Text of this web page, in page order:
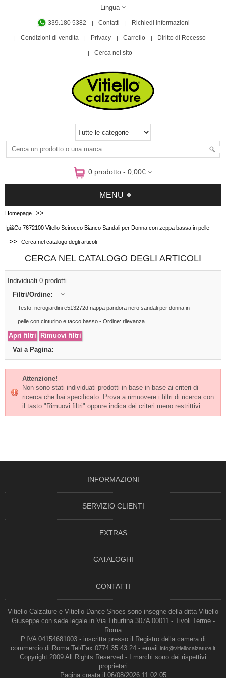
Lingua
339.180 5382 Contatti Richiedi informazioni
Condizioni di vendita Privacy Carrello Diritto di Recesso
Cerca nel sito
0 prodotto - 0,00€
MENU
Homepage >>
Igi&Co 7672100 Vitello Scirocco Bianco Sandali per Donna con zeppa bassa in pelle
>> Cerca nel catalogo degli articoli
CERCA NEL CATALOGO DEGLI ARTICOLI
Individuati 0 prodotti
Filtri/Ordine:
Testo: nerogiardini e513272d nappa pandora nero sandali per donna in
pelle con cinturino e tacco basso - Ordine: rilevanza
Vai a Pagina:
Attenzione!
Non sono stati individuati prodotti in base in base ai criteri di
ricerca che hai specificato. Prova a rimuovere i filtri di ricerca con
il tasto "Rimuovi filtri" oppure indica dei criteri meno restrittivi
INFORMAZIONI
SERVIZIO CLIENTI
EXTRAS
CATALOGHI
CONTATTI
Vitiello Calzature e Vitiello Dance Shoes sono insegne della ditta Vitiello
Giuseppe con sede legale in Via Tiburtina 307A 00011 - Tivoli Terme -
Roma
P.IVA 04154681003 - inscritta presso il Registro della camera di
commercio di Roma Tel/Fax 0774 35.43.24 - email
info@vitiellocalzature.it
Copyright 2009 All Rights Reserved - I marchi sono dei rispettivi
proprietari
Pagina creata il 06/08/2026 11:02:05